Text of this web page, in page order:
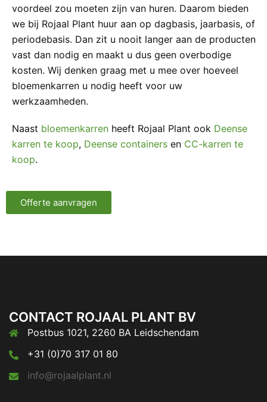
voordeel zou moeten zijn van huren. Daarom bieden
we bij Rojaal Plant huur aan op dagbasis, jaarbasis, of
periodebasis. Dan zit u nooit langer aan de producten
vast dan nodig en maakt u dus geen overbodige
kosten. Wij denken graag met u mee over hoeveel
bloemenkarren u nodig heeft voor uw
werkzaamheden.
Naast bloemenkarren heeft Rojaal Plant ook Deense
karren te koop, Deense containers en CC-karren te
koop.
Offerte aanvragen
CONTACT ROJAAL PLANT BV
Postbus 1021, 2260 BA Leidschendam
+31 (0)70 317 01 80
info@rojaalplant.nl